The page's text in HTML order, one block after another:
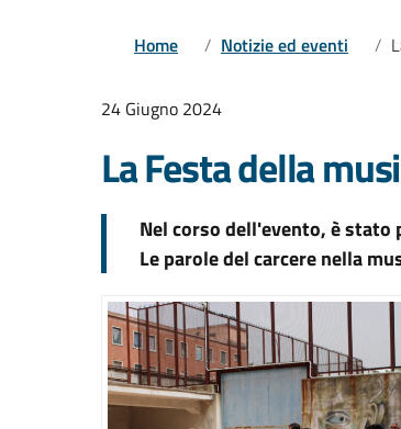
Home Notizie ed eventi
24 Giugno 2024
La Festa della
Nel corso dell'evento, è
Le parole del carcere nella